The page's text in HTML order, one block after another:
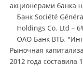
акционерами банка
Банк Société
Holdings Co. Ltd –
ОАО Банк ВТБ,
Рыночная
2012 года составила